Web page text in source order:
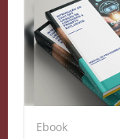
Ebook
Crie seu